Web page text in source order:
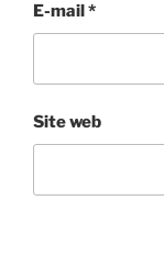
E-mail *
Site web